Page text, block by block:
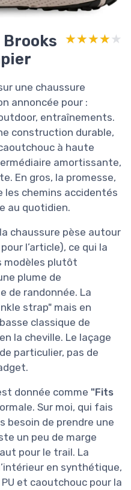
Brooks
★★★★★
★★★★★
une chaussure
annoncée pour :
entraînements.
construction durable,
à haute
amortissante,
En gros, la promesse,
les chemins accidentés
au quotidien.
chaussure pèse autour
l’article), ce qui la
modèles plutôt
plume de
de randonnée. La
strap" mais en
classique de
la cheville. Le laçage
particulier, pas de
donnée comme "Fits
Sur moi, qui fais
besoin de prendre une
un peu de marge
pour le trail. La
en synthétique,
et caoutchouc pour la